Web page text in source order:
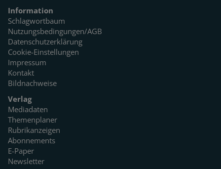
Information
Schlagwortbaum
Nutzungsbedingungen/AGB
Datenschutzerklärung
Cookie-Einstellungen
Impressum
Kontakt
Bildnachweise
Verlag
Mediadaten
Themenplaner
Rubrikanzeigen
Abonnements
E-Paper
Newsletter